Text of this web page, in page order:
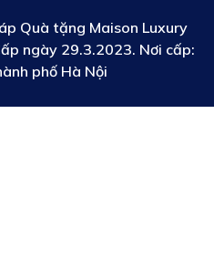
Quà tặng Maison Luxury
ngày 29.3.2023. Nơi cấp:
phố Hà Nội